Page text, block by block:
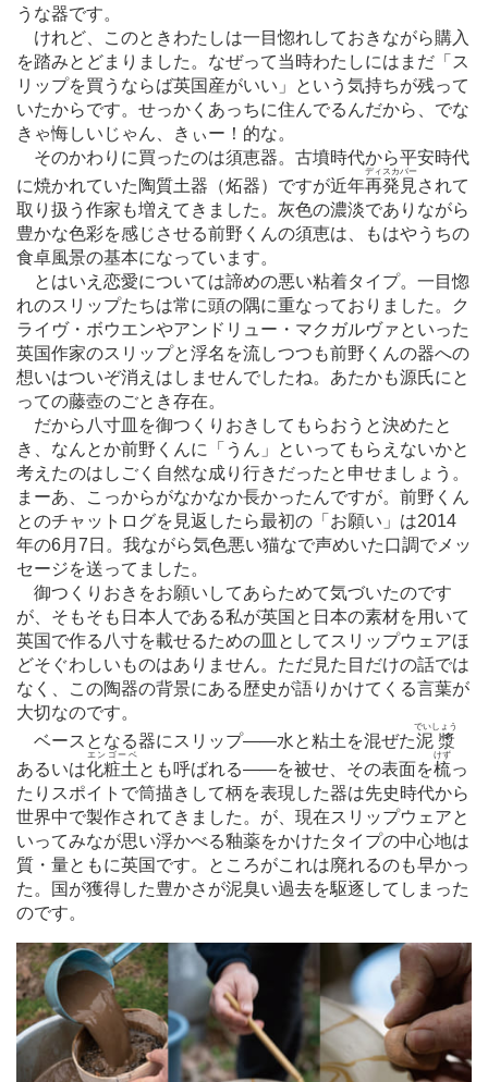
うな器です。
けれど、このときわたしは一目惚れしておきながら購入
を踏みとどまりました。なぜって当時わたしにはまだ「ス
リップを買うならば英国産がいい」という気持ちが残って
いたからです。せっかくあっちに住んでるんだから、でな
きゃ悔しいじゃん、きぃー！的な。
そのかわりに買ったのは須恵器。古墳時代から平安時代
に焼かれていた陶質土器（炻器）ですが近年再発見
ディスカバー
されて
取り扱う作家も増えてきました。灰色の濃淡でありながら
豊かな色彩を感じさせる前野くんの須恵は、もはやうちの
食卓風景の基本になっています。
とはいえ恋愛については諦めの悪い粘着タイプ。一目惚
れのスリップたちは常に頭の隅に重なっておりました。ク
ライヴ・ボウエンやアンドリュー・マクガルヴァといった
英国作家のスリップと浮名を流しつつも前野くんの器への
想いはついぞ消えはしませんでしたね。あたかも源氏にと
っての藤壺のごとき存在。
だから八寸皿を御つくりおきしてもらおうと決めたと
き、なんとか前野くんに「うん」といってもらえないかと
考えたのはしごく自然な成り行きだったと申せましょう。
まーあ、こっからがなかなか長かったんですが。前野くん
とのチャットログを見返したら最初の「お願い」は2014
年の6月7日。我ながら気色悪い猫なで声めいた口調でメッ
セージを送ってました。
御つくりおきをお願いしてあらためて気づいたのです
が、そもそも日本人である私が英国と日本の素材を用いて
英国で作る八寸を載せるための皿としてスリップウェアほ
どそぐわしいものはありません。ただ見た目だけの話では
なく、この陶器の背景にある歴史が語りかけてくる言葉が
大切なのです。
ベースとなる器にスリップ――水と粘土を混ぜた泥漿
でいしょう
あるいは化粧土
エンゴーベ
とも呼ばれる――を被せ、その表面を梳
けず
っ
たりスポイトで筒描きして柄を表現した器は先史時代から
世界中で製作されてきました。が、現在スリップウェアと
いってみなが思い浮かべる釉薬をかけたタイプの中心地は
質・量ともに英国です。ところがこれは廃れるのも早かっ
た。国が獲得した豊かさが泥臭い過去を駆逐してしまった
のです。